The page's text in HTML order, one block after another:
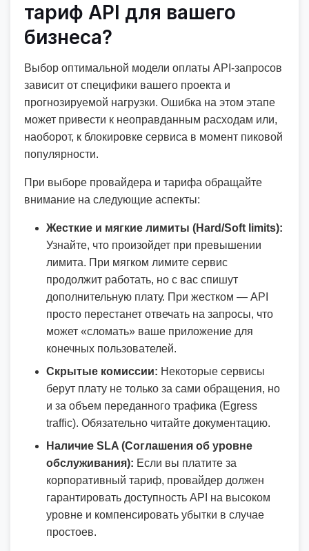
тариф API для вашего
бизнеса?
Выбор оптимальной модели оплаты API-запросов
зависит от специфики вашего проекта и
прогнозируемой нагрузки. Ошибка на этом этапе
может привести к неоправданным расходам или,
наоборот, к блокировке сервиса в момент пиковой
популярности.
При выборе провайдера и тарифа обращайте
внимание на следующие аспекты:
Жесткие и мягкие лимиты (Hard/Soft limits):
Узнайте, что произойдет при превышении
лимита. При мягком лимите сервис
продолжит работать, но с вас спишут
дополнительную плату. При жестком — API
просто перестанет отвечать на запросы, что
может «сломать» ваше приложение для
конечных пользователей.
Скрытые комиссии: Некоторые сервисы
берут плату не только за сами обращения, но
и за объем переданного трафика (Egress
traffic). Обязательно читайте документацию.
Наличие SLA (Соглашения об уровне
обслуживания): Если вы платите за
корпоративный тариф, провайдер должен
гарантировать доступность API на высоком
уровне и компенсировать убытки в случае
простоев.